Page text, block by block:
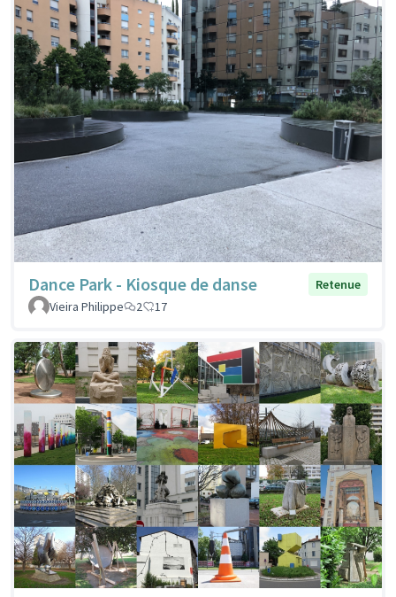
Dance Park - Kiosque de danse
Retenue
Vieira Philippe
2 17